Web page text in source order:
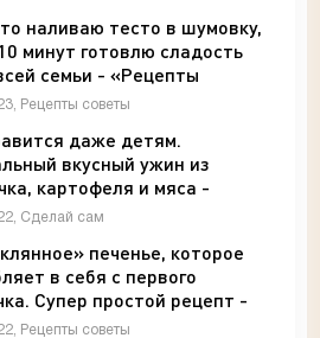
наливаю тесто в шумовку,
минут готовлю сладость
семьи - «Рецепты
Рецепты советы
даже детям.
вкусный ужин из
картофеля и мяса -
руками»
Сделай сам
печенье, которое
в себя с первого
Супер простой рецепт -
советы»
Рецепты советы